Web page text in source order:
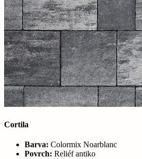
Cortila
Barva: Colormix Noarblanc
Povrch: Reliéf antiko